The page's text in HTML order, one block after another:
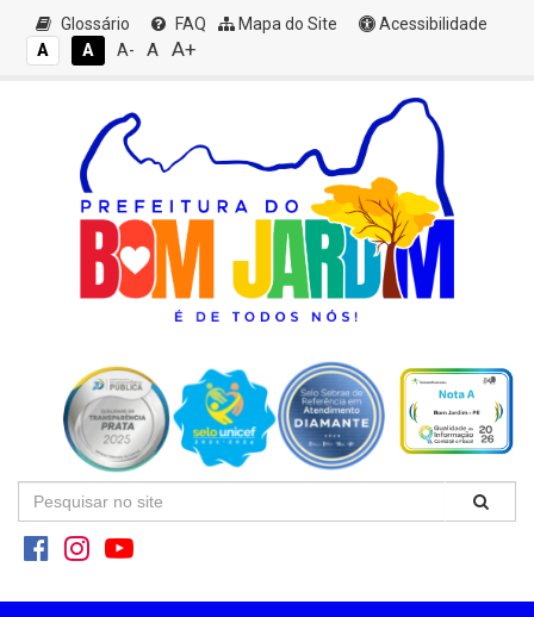
Glossário FAQ Mapa do Site
Acessibilidade
A
A A- A A+